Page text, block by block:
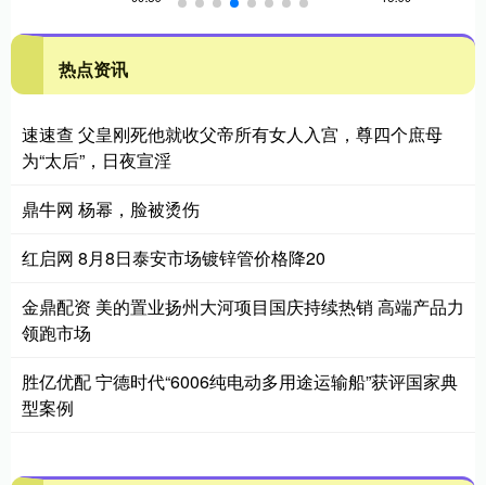
热点资讯
速速查 父皇刚死他就收父帝所有女人入宫，尊四个庶母
为“太后”，日夜宣淫
鼎牛网 杨幂，脸被烫伤
红启网 8月8日泰安市场镀锌管价格降20
金鼎配资 美的置业扬州大河项目国庆持续热销 高端产品力
领跑市场
胜亿优配 宁德时代“6006纯电动多用途运输船”获评国家典
型案例